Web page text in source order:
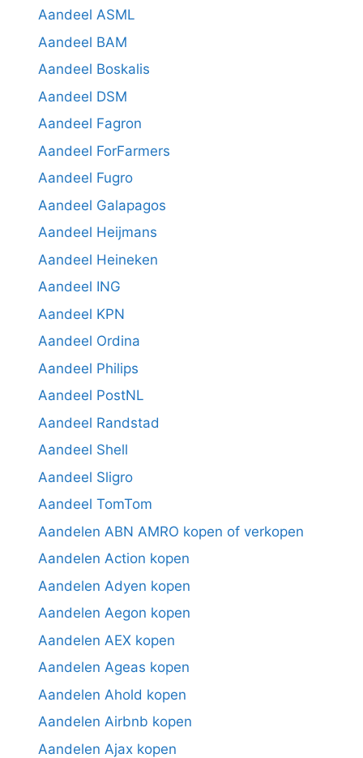
Aandeel ASML
Aandeel BAM
Aandeel Boskalis
Aandeel DSM
Aandeel Fagron
Aandeel ForFarmers
Aandeel Fugro
Aandeel Galapagos
Aandeel Heijmans
Aandeel Heineken
Aandeel ING
Aandeel KPN
Aandeel Ordina
Aandeel Philips
Aandeel PostNL
Aandeel Randstad
Aandeel Shell
Aandeel Sligro
Aandeel TomTom
Aandelen ABN AMRO kopen of verkopen
Aandelen Action kopen
Aandelen Adyen kopen
Aandelen Aegon kopen
Aandelen AEX kopen
Aandelen Ageas kopen
Aandelen Ahold kopen
Aandelen Airbnb kopen
Aandelen Ajax kopen